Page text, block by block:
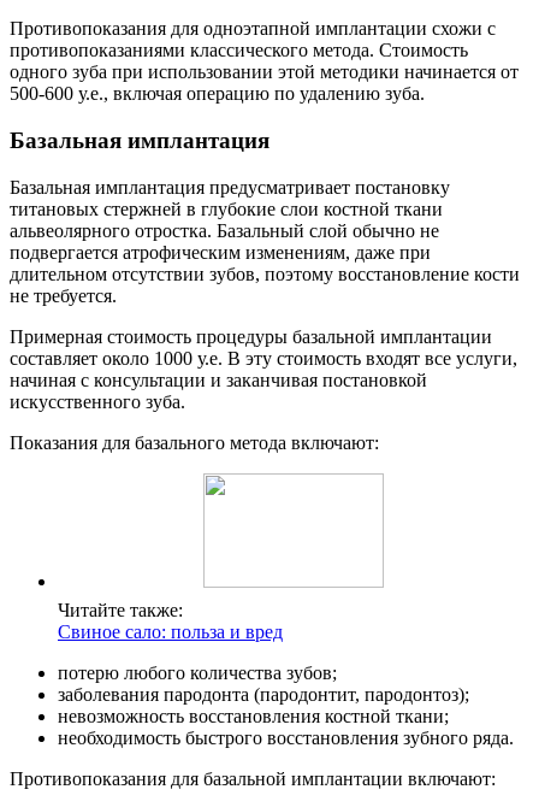
Противопоказания для одноэтапной имплантации схожи с
противопоказаниями классического метода. Стоимость
одного зуба при использовании этой методики начинается от
500-600 у.е., включая операцию по удалению зуба.
Базальная имплантация
Базальная имплантация предусматривает постановку
титановых стержней в глубокие слои костной ткани
альвеолярного отростка. Базальный слой обычно не
подвергается атрофическим изменениям, даже при
длительном отсутствии зубов, поэтому восстановление кости
не требуется.
Примерная стоимость процедуры базальной имплантации
составляет около 1000 у.е. В эту стоимость входят все услуги,
начиная с консультации и заканчивая постановкой
искусственного зуба.
Показания для базального метода включают:
Читайте также:
Свиное сало: польза и вред
потерю любого количества зубов;
заболевания пародонта (пародонтит, пародонтоз);
невозможность восстановления костной ткани;
необходимость быстрого восстановления зубного ряда.
Противопоказания для базальной имплантации включают: